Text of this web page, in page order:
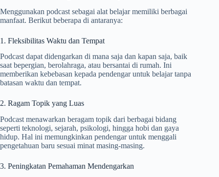
Menggunakan podcast sebagai alat belajar memiliki berbagai
manfaat. Berikut beberapa di antaranya:
1. Fleksibilitas Waktu dan Tempat
Podcast dapat didengarkan di mana saja dan kapan saja, baik
saat bepergian, berolahraga, atau bersantai di rumah. Ini
memberikan kebebasan kepada pendengar untuk belajar tanpa
batasan waktu dan tempat.
2. Ragam Topik yang Luas
Podcast menawarkan beragam topik dari berbagai bidang
seperti teknologi, sejarah, psikologi, hingga hobi dan gaya
hidup. Hal ini memungkinkan pendengar untuk menggali
pengetahuan baru sesuai minat masing-masing.
3. Peningkatan Pemahaman Mendengarkan